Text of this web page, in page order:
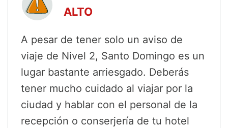
ALTO
A pesar de tener solo un aviso de
viaje de Nivel 2, Santo Domingo es un
lugar bastante arriesgado. Deberás
tener mucho cuidado al viajar por la
ciudad y hablar con el personal de la
recepción o conserjería de tu hotel